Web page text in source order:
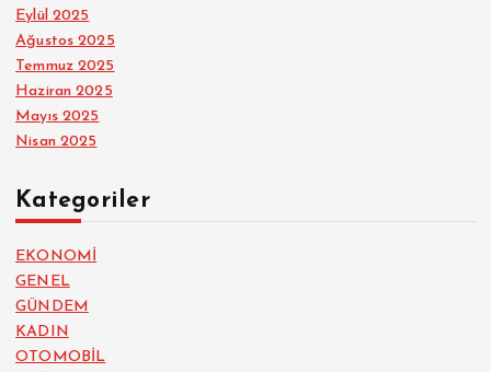
Eylül 2025
Ağustos 2025
Temmuz 2025
Haziran 2025
Mayıs 2025
Nisan 2025
Kategoriler
EKONOMİ
GENEL
GÜNDEM
KADIN
OTOMOBİL